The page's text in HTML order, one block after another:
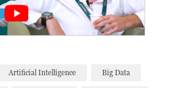
Artificial Intelligence Big Data